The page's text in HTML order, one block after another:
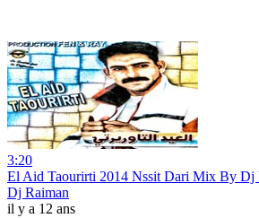
3:20
El Aid Taourirti 2014 Nssit Dari Mix By Dj
Dj Raiman
il y a 12 ans